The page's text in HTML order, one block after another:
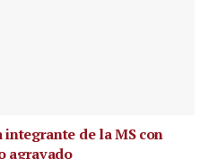
integrante de la MS con
agravado